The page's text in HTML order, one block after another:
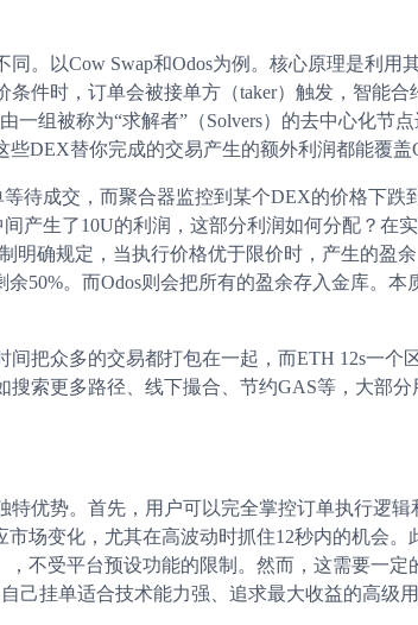
。以Cow Swap和Odos为例。核心原理是利用
件时，订单会被接单方（taker）触发，智能合
一组被称为“求解者”（Solvers）的去中心化节
DEX替你完成的交易产生的额外利润都能覆盖
待成交，而聚合器监控到某个DEX的价格下跌
产生了10U的利润，这部分利润如何分配？在
明确规定，当执行价格优于限价时，产生的盈
50%。而Odos则会把所有的盈余存入金库。本
把众多的交易都打包在一起，而ETH 12s一个
索更多路径、线下撮合、节约GAS等，大部分
优势。首先，用户可以完全掌控订单执行逻辑
场变化，尤其在高波动时抓住12秒内的机会。
不受平台预设功能的限制。然而，这需要一定
己挂单适合技术能力强、追求最大收益的高级用